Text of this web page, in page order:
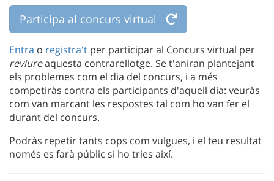
Entra o registra't per participar al Concurs virtual per
reviureaquesta contrarellotge. Se t'aniran plantejant
els problemes com el dia del concurs, i a més
competiràs contra els participants d'aquell dia: veuràs
com van marcant les respostes tal com ho van fer el
durant del concurs.
Podràs repetir tants cops com vulgues, i el teu resultat
només es farà públic si ho tries així.